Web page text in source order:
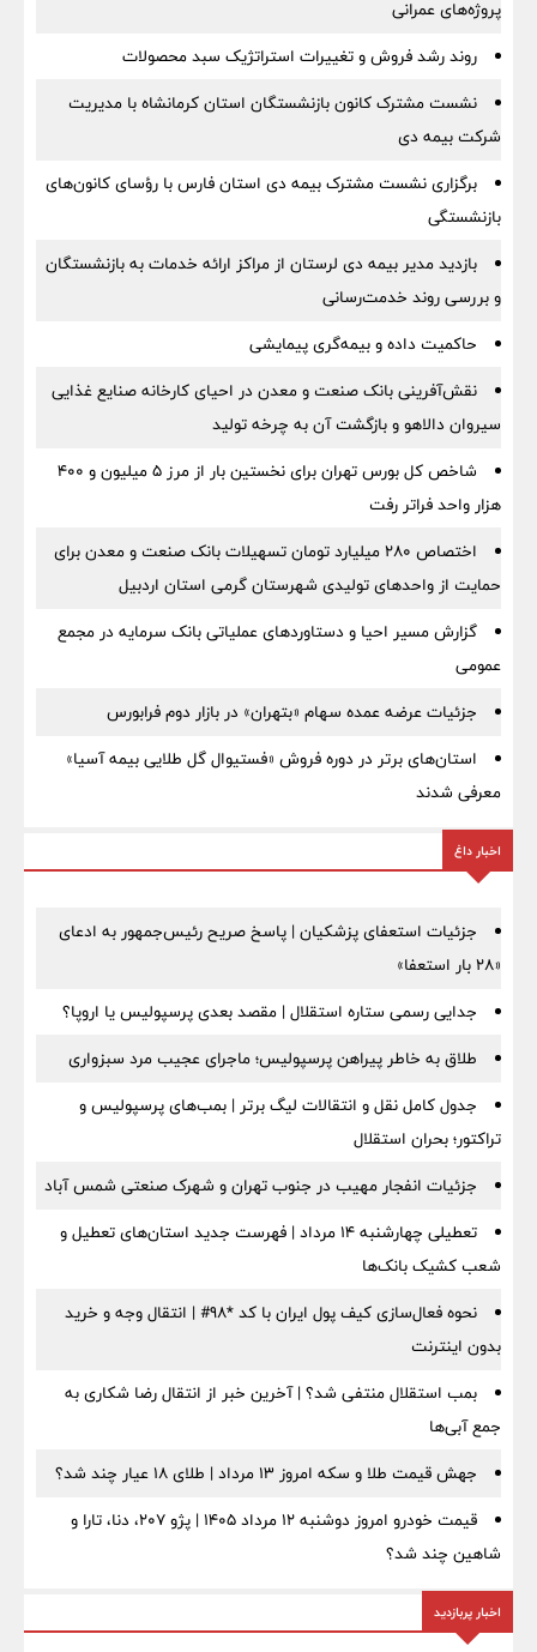
پروژه‌های عمرانی
روند رشد فروش و تغییرات استراتژیک سبد محصولات
نشست مشترک کانون بازنشستگان استان کرمانشاه با مدیریت
شرکت بیمه دی
برگزاری نشست مشترک بیمه دی استان فارس با رؤسای کانون‌های
بازنشستگی
بازدید مدیر بیمه دی لرستان از مراکز ارائه خدمات به بازنشستگان
و بررسی روند خدمت‌رسانی
حاکمیت داده و بیمه‌گری پیمایشی
نقش‌آفرینی بانک صنعت و معدن در احیای کارخانه صنایع غذایی
سیروان دالاهو و بازگشت آن به چرخه تولید
شاخص کل بورس تهران برای نخستین بار از مرز ۵ میلیون و ۴۰۰
هزار واحد فراتر رفت
اختصاص ۲۸۰ میلیارد تومان تسهیلات بانک صنعت و معدن برای
حمایت از واحدهای تولیدی شهرستان گرمی استان اردبیل
گزارش مسیر احیا و دستاوردهای عملیاتی بانک سرمایه در مجمع
عمومی
جزئیات عرضه عمده سهام «بتهران» در بازار دوم فرابورس
استان‌های برتر در دوره فروش «فستیوال گل طلایی بیمه آسیا»
معرفی شدند
اخبار داغ
جزئیات استعفای پزشکیان | پاسخ صریح رئیس‌جمهور به ادعای
«۲۸ بار استعفا»
جدایی رسمی ستاره استقلال | مقصد بعدی پرسپولیس یا اروپا؟
طلاق به خاطر پیراهن پرسپولیس؛ ماجرای عجیب مرد سبزواری
جدول کامل نقل و انتقالات لیگ برتر | بمب‌های پرسپولیس و
تراکتور؛ بحران استقلال
جزئیات انفجار مهیب در جنوب تهران و شهرک صنعتی شمس آباد
تعطیلی چهارشنبه ۱۴ مرداد | فهرست جدید استان‌های تعطیل و
شعب کشیک بانک‌ها
نحوه فعال‌سازی کیف پول ایران با کد *98# | انتقال وجه و خرید
بدون اینترنت
بمب استقلال منتفی شد؟ | آخرین خبر از انتقال رضا شکاری به
جمع آبی‌ها
جهش قیمت طلا و سکه امروز ۱۳ مرداد | طلای ۱۸ عیار چند شد؟
قیمت خودرو امروز دوشنبه ۱۲ مرداد ۱۴۰۵ | پژو ۲۰۷، دنا، تارا و
شاهین چند شد؟
اخبار پربازدید